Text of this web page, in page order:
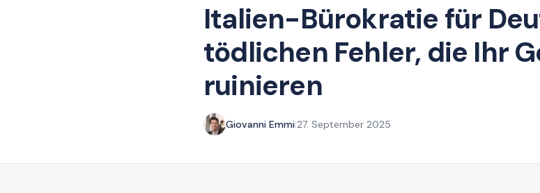
Italien-Bürokratie für
tödlichen Fehler, die Ihr
ruinieren
Giovanni Emmi|27. September 2025